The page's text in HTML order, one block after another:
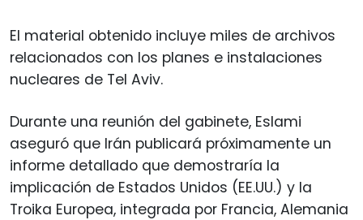
El material obtenido incluye miles de archivos
relacionados con los planes e instalaciones
nucleares de Tel Aviv.
Durante una reunión del gabinete, Eslami
aseguró que Irán publicará próximamente un
informe detallado que demostraría la
implicación de Estados Unidos (EE.UU.) y la
Troika Europea, integrada por Francia, Alemania